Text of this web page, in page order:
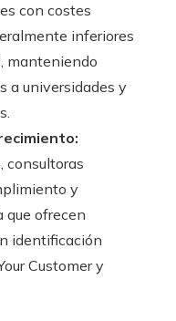
con costes
inferiores
manteniendo
a universidades y
consultoras
y
que ofrecen
identificación
Customer y